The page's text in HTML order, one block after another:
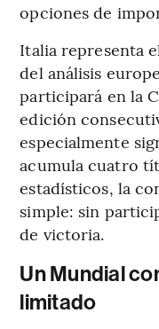
opciones de
Italia representa
del análisis
participará en la
edición
especialmente
acumula cuatro
estadísticos, la
simple: sin
de victoria.
Un Mundial
limitado